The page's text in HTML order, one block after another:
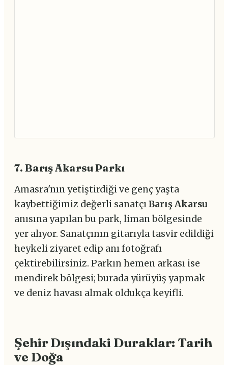
7. Barış Akarsu Parkı
Amasra'nın yetiştirdiği ve genç yaşta
kaybettiğimiz değerli sanatçıBarış Akarsu
anısına yapılan bu park, liman bölgesinde
yer alıyor. Sanatçının gitarıyla tasvir edildiği
heykeli ziyaret edip anı fotoğrafı
çektirebilirsiniz. Parkın hemen arkası ise
mendirek bölgesi; burada yürüyüş yapmak
ve deniz havası almak oldukça keyifli.
Şehir Dışındaki Duraklar: Tarih
ve Doğa